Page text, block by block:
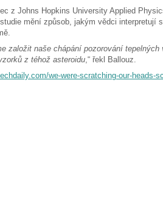
z Johns Hopkins University Applied
mění způsob, jakým vědci interpretují
založit naše chápání pozorování
z téhož asteroidu,“ řekl Ballouz.
we-were-scratching-our-heads-